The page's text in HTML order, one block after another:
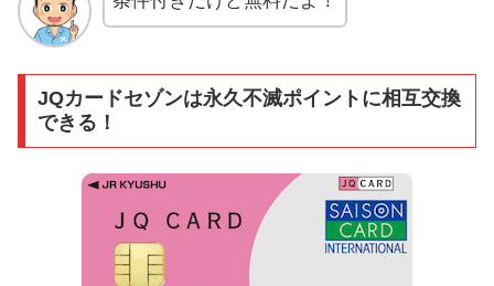
JQカードセゾンは永久不滅ポイントに相互交換
できる！